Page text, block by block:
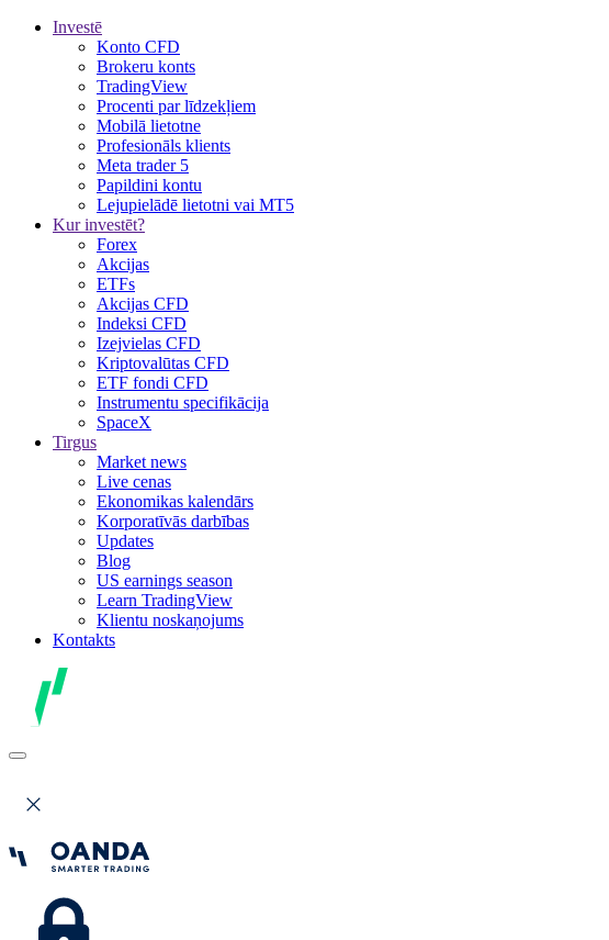
Investē
Konto CFD
Brokeru konts
TradingView
Procenti par līdzekļiem
Mobilā lietotne
Profesionāls klients
Meta trader 5
Papildini kontu
Lejupielādē lietotni vai MT5
Kur investēt?
Forex
Akcijas
ETFs
Akcijas CFD
Indeksi CFD
Izejvielas CFD
Kriptovalūtas CFD
ETF fondi CFD
Instrumentu specifikācija
SpaceX
Tirgus
Market news
Live cenas
Ekonomikas kalendārs
Korporatīvās darbības
Updates
Blog
US earnings season
Learn TradingView
Klientu noskaņojums
Kontakts